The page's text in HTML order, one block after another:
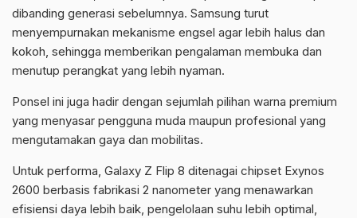
dibanding generasi sebelumnya. Samsung turut
menyempurnakan mekanisme engsel agar lebih halus dan
kokoh, sehingga memberikan pengalaman membuka dan
menutup perangkat yang lebih nyaman.
Ponsel ini juga hadir dengan sejumlah pilihan warna premium
yang menyasar pengguna muda maupun profesional yang
mengutamakan gaya dan mobilitas.
Untuk performa, Galaxy Z Flip 8 ditenagai chipset Exynos
2600 berbasis fabrikasi 2 nanometer yang menawarkan
efisiensi daya lebih baik, pengelolaan suhu lebih optimal,